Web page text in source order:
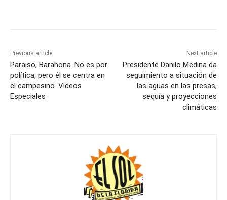
Previous article
Paraiso, Barahona. No es por
política, pero él se centra en
el campesino. Videos
Especiales
Next article
Presidente Danilo Medina da
seguimiento a situación de
las aguas en las presas,
sequía y proyecciones
climáticas